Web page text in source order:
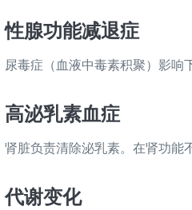
性腺功能减退症
尿毒症（血液中毒素积聚）影响
高泌乳素血症
肾脏负责清除泌乳素。在肾功能
代谢变化